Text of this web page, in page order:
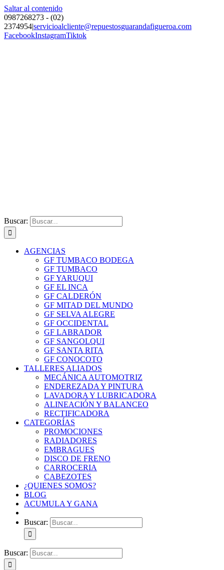
Saltar al contenido
0987268273 - (02)
2374954|servicioalcliente@repuestosguarandafigueroa.com
FacebookInstagramTiktok
Buscar:
AGENCIAS
GF TUMBACO BODEGA
GF TUMBACO
GF YARUQUI
GF EL INCA
GF CALDERÓN
GF MITAD DEL MUNDO
GF SELVA ALEGRE
GF OCCIDENTAL
GF LABRADOR
GF SANGOLQUI
GF SANTA RITA
GF CONOCOTO
TALLERES ALIADOS
MECÁNICA AUTOMOTRIZ
ENDEREZADA Y PINTURA
LAVADORA Y LUBRICADORA
ALINEACIÓN Y BALANCEO
RECTIFICADORA
CATEGORÍAS
PROMOCIONES
RADIADORES
EMBRAGUES
DISCO DE FRENO
CARROCERIA
CABEZOTES
¿QUIENES SOMOS?
BLOG
ACUMULA Y GANA
Buscar:
Buscar: